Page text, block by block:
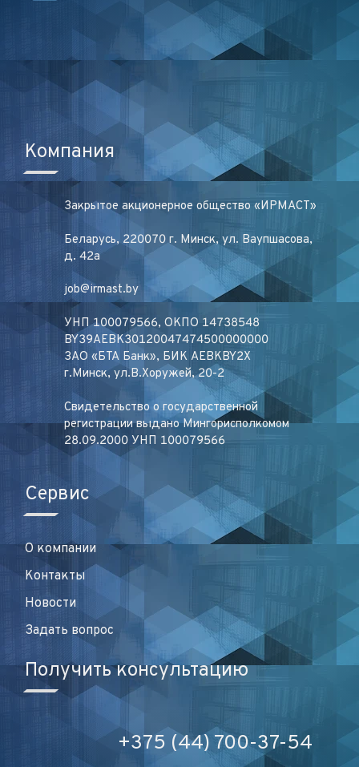
Компания
Закрытое акционерное общество «ИРМАСТ»
Беларусь, 220070 г. Минск, ул. Ваупшасова,
д. 42а
job@irmast.by
УНП 100079566, ОКПО 14738548
BY39AEBK30120047474500000000
ЗАО «БТА Банк», БИК AEBKBY2X
г.Минск, ул.В.Хоружей, 20-2
Свидетельство о государственной
регистрации выдано Мингорисполкомом
28.09.2000 УНП 100079566
Сервис
О компании
Контакты
Новости
Задать вопрос
Получить консультацию
+375 (44) 700-37-54